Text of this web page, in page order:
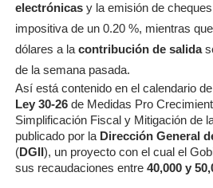
electrónicas y la emisión de
impositiva de un 0.20 %, mientras
dólares a la contribución de salida
de la semana pasada.
Así está contenido en el calendario
Ley 30-26de Medidas Pro
Simplificación Fiscal y Mitigación de
publicado por la Dirección General
(DGII), un proyecto con el cual el
sus recaudaciones entre 40,000 y